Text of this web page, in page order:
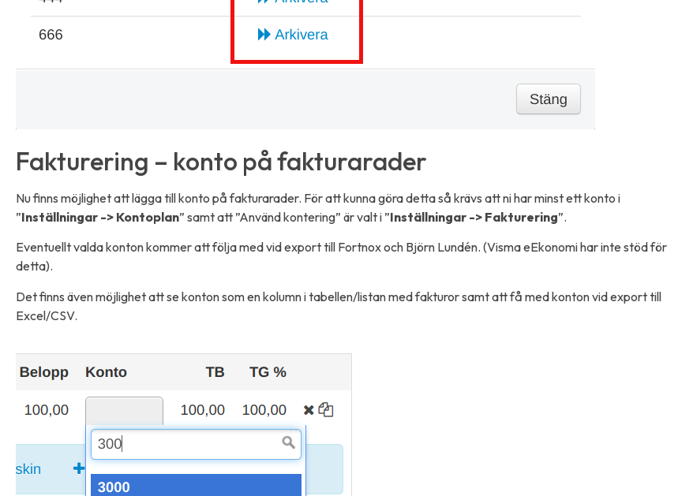
Fakturering – konto på fakturarader
Nu finns möjlighet att lägga till konto på fakturarader. För att kunna göra detta så krävs att ni har minst ett konto i
”Inställningar -> Kontoplan” samt att ”Använd kontering” är valt i ”Inställningar -> Fakturering”.
Eventuellt valda konton kommer att följa med vid export till Fortnox och Björn Lundén. (Visma eEkonomi har inte stöd för
detta).
Det finns även möjlighet att se konton som en kolumn i tabellen/listan med fakturor samt att få med konton vid export till
Excel/CSV.